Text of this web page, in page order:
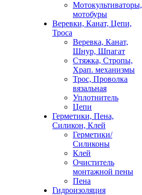
Мотокультиваторы,
мотобуры
Веревки, Канат, Цепи,
Троса
Веревка, Канат,
Шнур, Шпагат
Стяжка, Стропы,
Храп. механизмы
Трос, Проволка
вязальная
Уплотнитель
Цепи
Герметики, Пена,
Силикон, Клей
Герметики/
Силиконы
Клей
Очиститель
монтажной пены
Пена
Гидроизоляция